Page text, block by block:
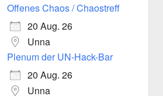
Offenes Chaos / Chaostreff
20 Aug. 26
Unna
Plenum der UN-Hack-Bar
20 Aug. 26
Unna